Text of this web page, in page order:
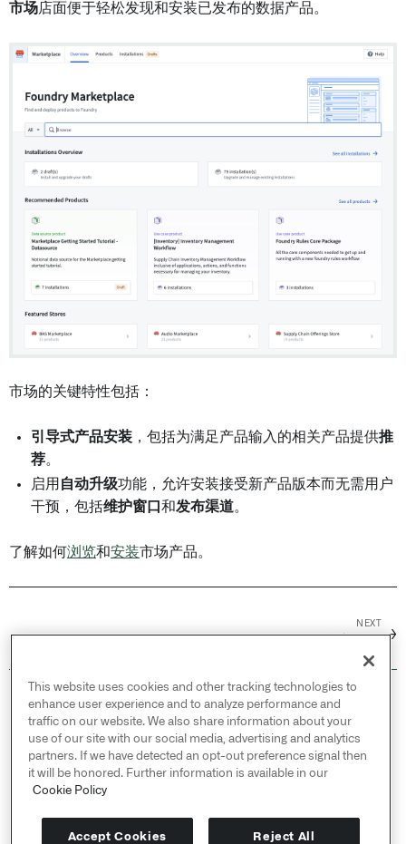
市场店面便于轻松发现和安装已发布的数据产品。
市场的关键特性包括：
引导式产品安装 ，包括为满足产品输入的相关产品提供推
荐。
启用 自动升级功能，允许安装接受新产品版本而无需用户
干预，包括维护窗口 和发布渠道。
了解如何浏览和安装市场产品。
NEXT
→
© 2026 Palantir Technologies Inc. All rights
reserved.
Cookies Statement ↗
Privacy Statement ↗
Terms of Use ↗
Do Not Sell or Share My Personal Information
This website uses cookies and other tracking technologies to
enhance user experience and to analyze performance and
traffic on our website. We also share information about your
use of our site with our social media, advertising and analytics
partners. If we have detected an opt-out preference signal then
it will be honored. Further information is available in our
Cookie Policy
Accept Cookies Reject All